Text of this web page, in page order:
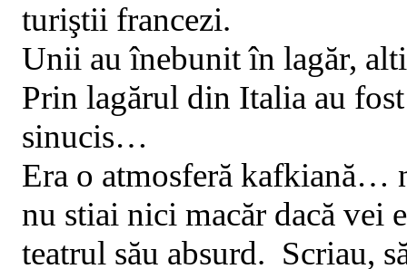
turiştii francezi.
Unii au înebunit în lagăr,
Prin lagărul din Italia au
sinucis…
Era o atmosferă kafkiană…
nu stiai nici macăr dacă vei
teatrul său absurd. Scriau,